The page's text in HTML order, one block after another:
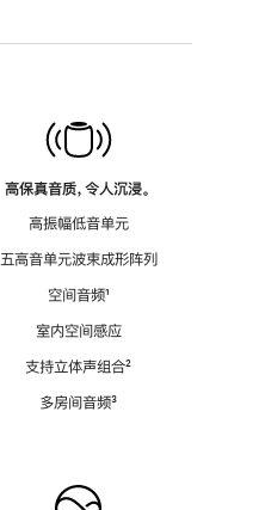
高保真音质，令人沉浸。
高振幅低音单元
五高音单元波束成形阵列
空间音频脚
¹
室内空间感应
支持立体声组合脚
²
多房间音频脚
³